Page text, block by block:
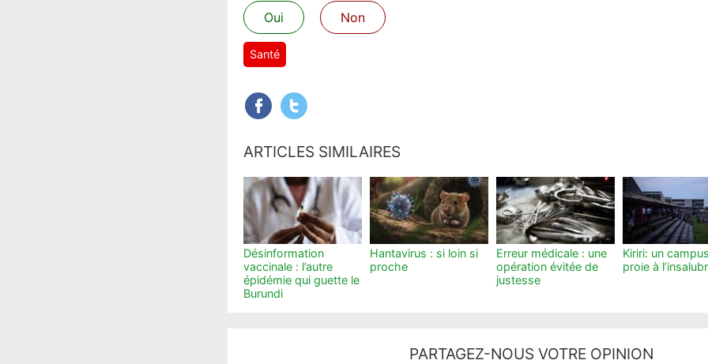
Oui
Non
Santé
ARTICLES SIMILAIRES
Désinformation
vaccinale : l’autre
épidémie qui guette le
Burundi
Hantavirus : si loin si
proche
Erreur médicale : une
opération évitée de
justesse
Kiriri: un
proie à
PARTAGEZ-NOUS VOTRE OPINION